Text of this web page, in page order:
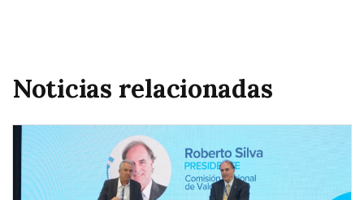
Noticias relacionadas